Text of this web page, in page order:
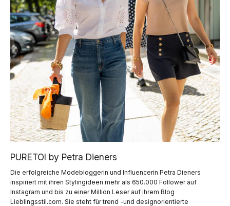
PURETOI by Petra Dieners
Die erfolgreiche Modebloggerin und Influencerin Petra Dieners
inspiriert mit ihren Stylingideen mehr als 650.000 Follower auf
Instagram und bis zu einer Million Leser auf ihrem Blog
Lieblingsstil.com. Sie steht für trend -und designorientierte